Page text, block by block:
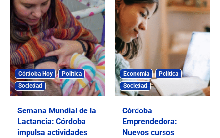
Córdoba Hoy
Política
Sociedad
Semana Mundial de la
Lactancia: Córdoba
impulsa actividades
Economía
Política
Sociedad
Córdoba
Emprendedora:
Nuevos cursos